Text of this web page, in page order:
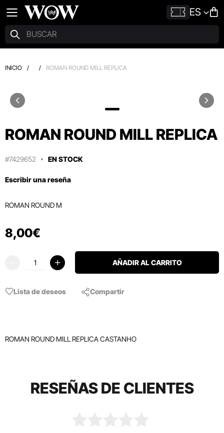
ES
INICIO / / ROMAN ROUND MILL REPLICA
ROMAN ROUND MILL REPLICA
#7429652 EN STOCK
Escribir una reseña
ROMAN ROUND M
8,00€
AÑADIR AL CARRITO
Lista de deseos Compartir
ROMAN ROUND MILL REPLICA CASTANHO
RESEÑAS DE CLIENTES